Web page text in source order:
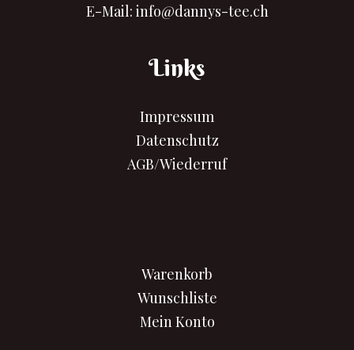
E-Mail: info@dannys-tee.ch
Links
Impressum
Datenschutz
AGB/Wiederruf
Warenkorb
Wunschliste
Mein Konto